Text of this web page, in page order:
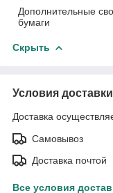
Дополнительные
бумаги
Скрыть
Условия доставки
Доставка
Самовывоз
Доставка почтой
Все условия